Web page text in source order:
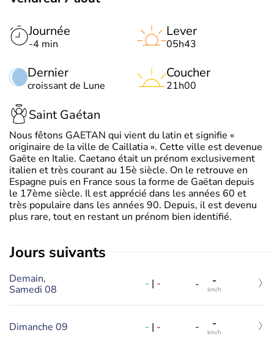
Journée
-4 min
Dernier
croissant de Lune
Lever
05h43
Coucher
21h00
Saint Gaétan
Nous fêtons GAETAN qui vient du latin et signifie «
originaire de la ville de Caillatia ». Cette ville est devenue
Gaëte en Italie. Caetano était un prénom exclusivement
italien et très courant au 15è siècle. On le retrouve en
Espagne puis en France sous la forme de Gaëtan depuis
le 17ème siècle. Il est apprécié dans les années 60 et
très populaire dans les années 90. Depuis, il est devenu
plus rare, tout en restant un prénom bien identifié.
jours suivants
Demain,
Samedi 08
- | - - -
km/h
Dimanche 09 - | - - -
km/h